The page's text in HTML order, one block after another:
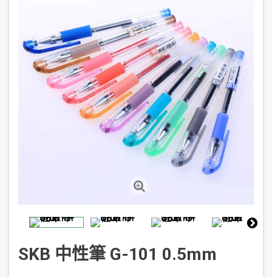
SKB 中性筆 G-101 0.5mm